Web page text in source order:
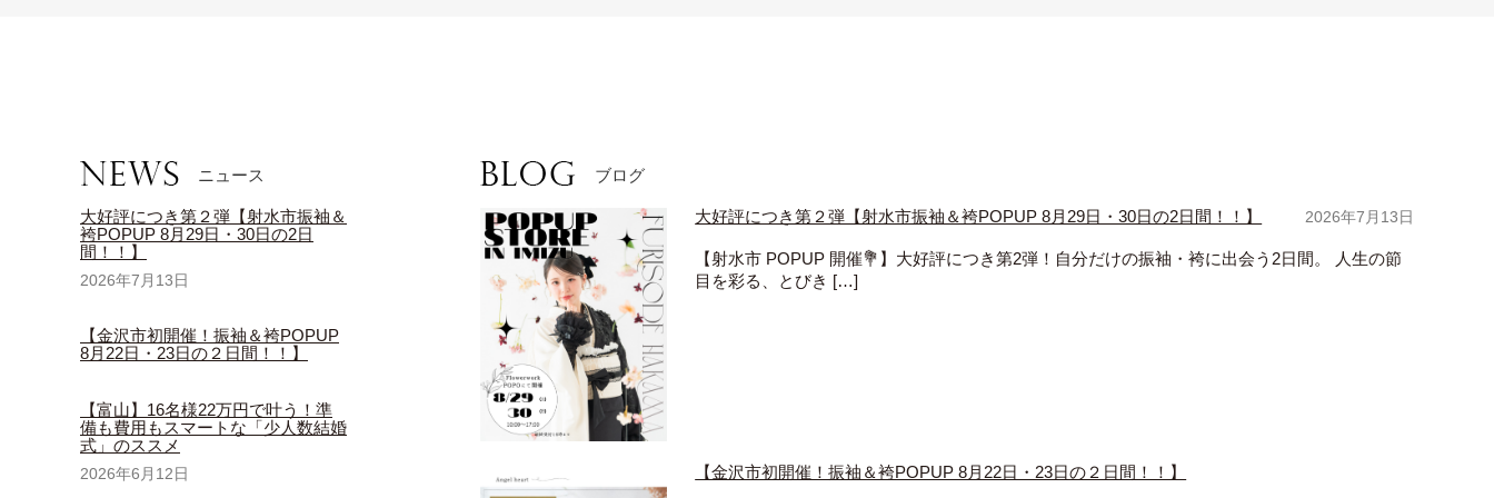
ニュース
大好評につき第２弾【射水市振袖＆
袴POPUP 8月29日・30日の2日
間！！】
2026年7月13日
【金沢市初開催！振袖＆袴POPUP
8月22日・23日の２日間！！】
【富山】16名様22万円で叶う！準
備も費用もスマートな「少人数結婚
式」のススメ
2026年6月12日
ブログ
大好評につき第２弾【射水市振袖＆袴POPUP 8月29日・30日の2日間！！】 2026年7月13日
【射水市 POPUP 開催💐】大好評につき第2弾！自分だけの振袖・袴に出会う2日間。 人生の節
目を彩る、とびき […]
【金沢市初開催！振袖＆袴POPUP 8月22日・23日の２日間！！】